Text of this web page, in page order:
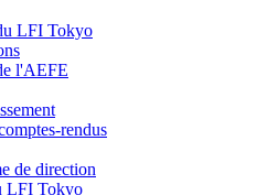
LFI Tokyo
l'AEFE
rendus
de direction
LFI Tokyo